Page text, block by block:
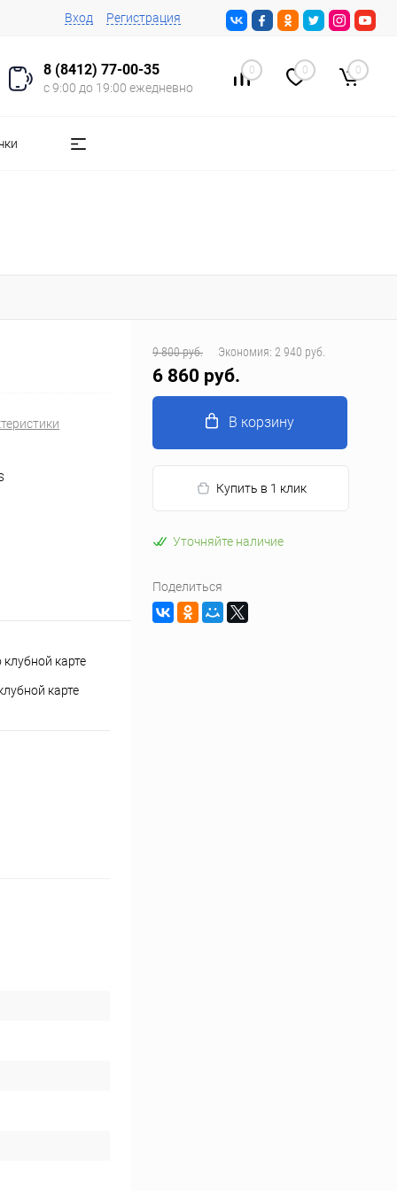
Вход Регистрация
8 (8412) 77-00-35
с 9:00 до 19:00 ежедневно
0 0 0
карте
9 800 руб. Экономия: 2 940 руб.
6 860 руб.
В корзину
Купить в 1 клик
Уточняйте наличие
Поделиться